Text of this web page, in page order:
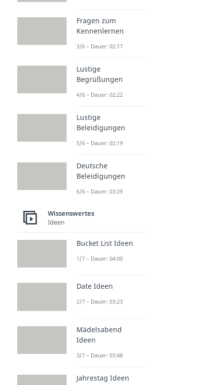
Fragen zum
Kennenlernen
3/6 – Dauer: 02:17
Lustige
Begrüßungen
4/6 – Dauer: 02:22
Lustige
Beleidigungen
5/6 – Dauer: 02:19
Deutsche
Beleidigungen
6/6 – Dauer: 03:29
Wissenswertes
Ideen
Bucket List Ideen
1/7 – Dauer: 04:00
Date Ideen
2/7 – Dauer: 03:23
Mädelsabend
Ideen
3/7 – Dauer: 03:48
Jahrestag Ideen